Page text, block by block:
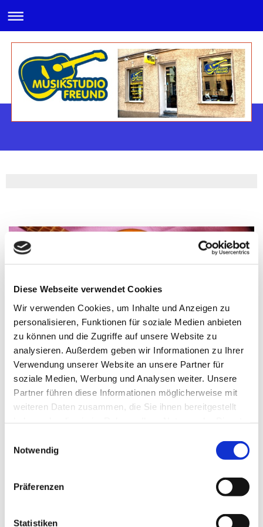
Diese Webseite verwendet Cookies
Wir verwenden Cookies, um Inhalte und Anzeigen zu
personalisieren, Funktionen für soziale Medien anbieten
zu können und die Zugriffe auf unsere Website zu
analysieren. Außerdem geben wir Informationen zu Ihrer
Verwendung unserer Website an unsere Partner für
soziale Medien, Werbung und Analysen weiter. Unsere
Partner führen diese Informationen möglicherweise mit
weiteren Daten zusammen, die Sie ihnen bereitgestellt
Notwendig
Präferenzen
Statistiken
Alle Stars haben mal
Wir freuen uns über jeden, der sich an der Gitarre
Eine Altersbegrenzung gibt es nicht.